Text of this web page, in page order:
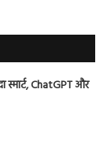
स्मार्ट, ChatGPT और